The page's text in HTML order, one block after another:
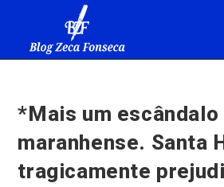
*Mais um
maranhense. Santa
tragicamente